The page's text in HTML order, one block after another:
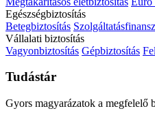
Egészségbiztosítás
Betegbiztosítás
Vállalati biztosítás
Vagyonbiztosítás Gépbiztosítás
Tudástár
Gyors magyarázatok a megfelelő